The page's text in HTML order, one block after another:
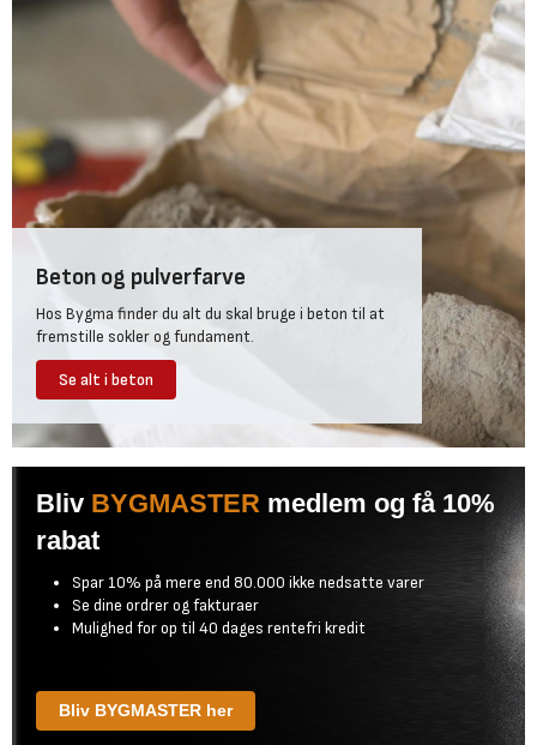
Beton og pulverfarve
Hos Bygma finder du alt du skal bruge i beton til at
fremstille sokler og fundament.
Se alt i beton
Bliv BYGMASTER medlem og få 10%
rabat
Spar 10% på mere end 80.000 ikke nedsatte varer
Se dine ordrer og fakturaer
Mulighed for op til 40 dages rentefri kredit
Bliv BYGMASTER her